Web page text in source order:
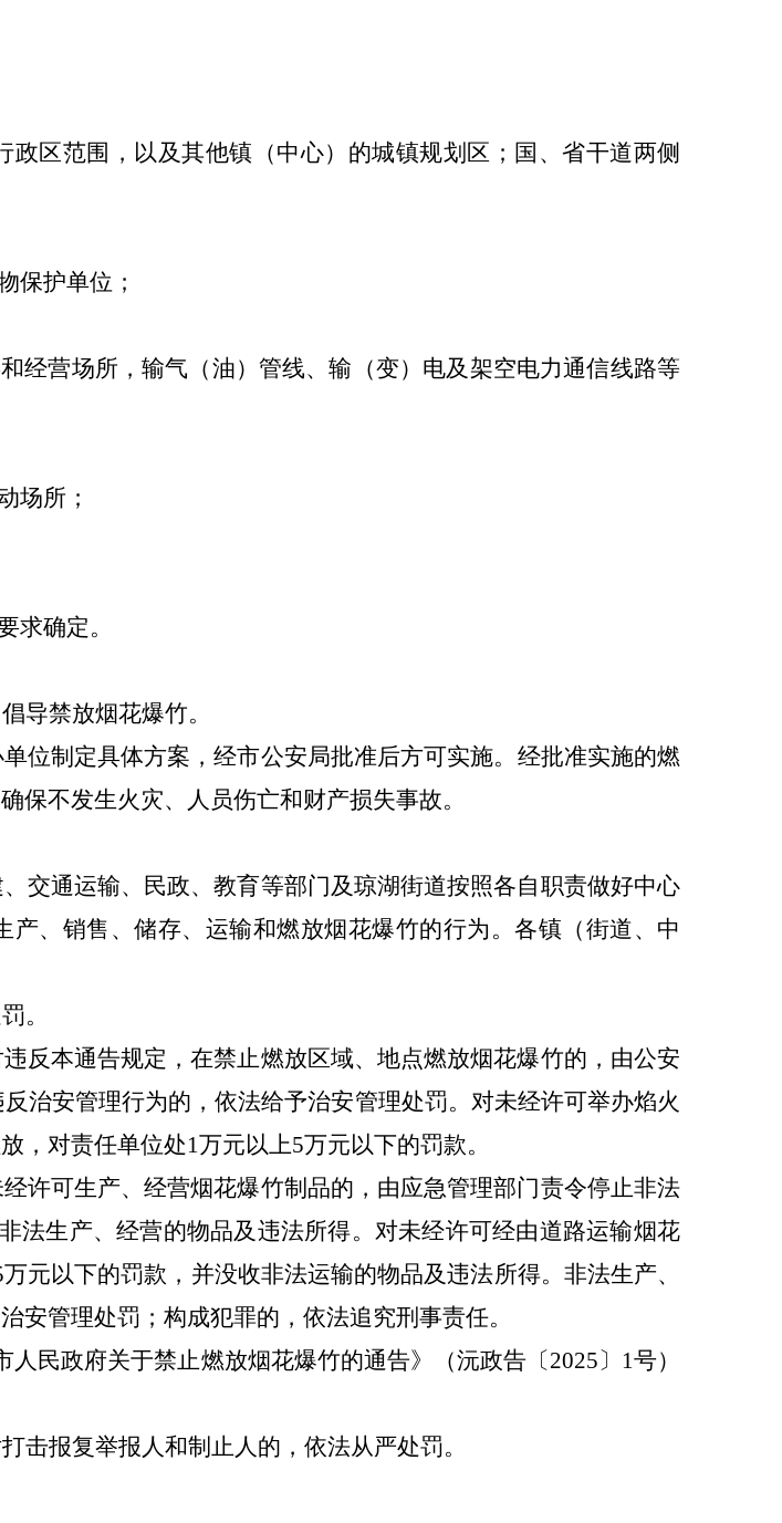
政区范围 ，以及其他镇（中心）的城镇规划区；国、省干道两侧
保护单位；
经营场所，输气（油）管线、输（变）电及架空电力通信线路等
场所；
求确定。
导禁放烟花爆竹。
位制定具体方案，经市公安局批准后方可实施。 经批准实施的燃
保不发生火灾、人员伤亡和财产损失事故。
交通运输、民政、教育等部门及琼湖街道按照各自职责做好中心
、销售、储存、运输和燃放烟花爆竹的行为。各镇（街道、中
。
反本通告规定，在禁止燃放区域、地点燃放烟花爆竹的，由公安
治安管理行为的，依法给予治安管理处罚。对未经许可举办焰火
，对责任单位处1万元以上5万元以下的罚款。
许可生产、经营烟花爆竹制品的，由应急管理部门责令停止非法
法生产、经营的物品及违法所得。对未经许可经由道路运输烟花
万元以下的罚款，并没收非法运输的物品及违法所得。非法生产、
安管理处罚；构成犯罪的，依法追究刑事责任。
人民政府关于禁止燃放烟花爆竹的通告》（沅政告〔2025〕 1号）
击报复举报人和制止人的，依法从严处罚。